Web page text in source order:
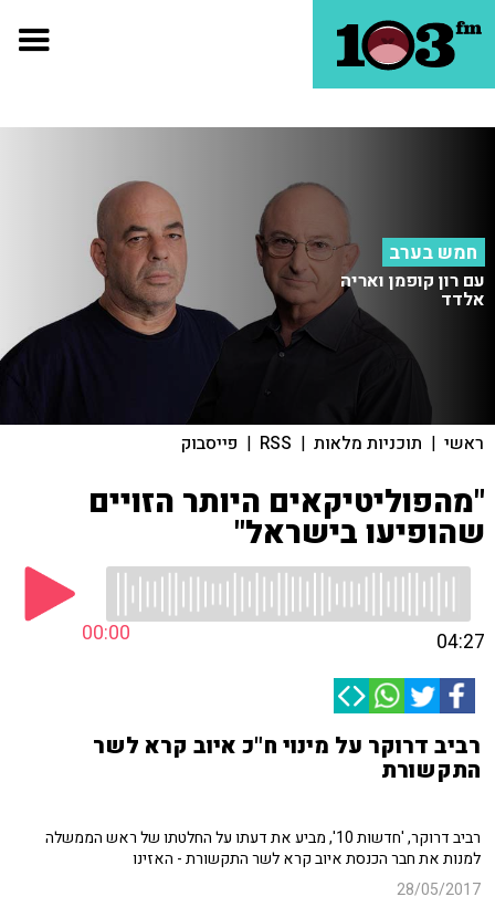
חמש בערב
עם רון קופמן ואריה
אלדד
ראשי | תוכניות מלאות |
RSS
| פייסבוק
"מהפוליטיקאים היותר הזויים
שהופיעו בישראל"
00:00 04:27
רביב דרוקר על מינוי ח"כ איוב קרא לשר
התקשורת
רביב דרוקר, 'חדשות 10', מביע את דעתו על החלטתו של ראש הממשלה
למנות את חבר הכנסת איוב קרא לשר התקשורת - האזינו
28/05/2017